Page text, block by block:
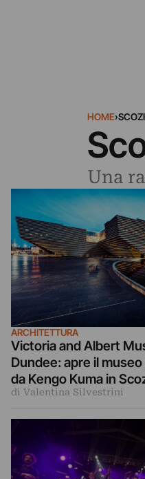
HOME›
Una
ARCHITETTURA
Victoria and Albert
Dundee: apre il
da Kengo Kuma in
di Valentina Silvestrini